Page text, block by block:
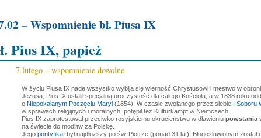
– Wspomnienie bł. Piusa IX
Pius IX, papież
7 lutego – wspomnienie dowolne
W życiu Piusa IX nade wszystko wybija się wierność Chrystusowi i męstwo w
Jezusa, Pius IX ustalił specjalną uroczystość dla całego Kościoła, a w 1838 roku
o Niepokalanym Poczęciu Maryi(1854). W czasie zwołanego przez siebie I Soboru
w sprawach religijnych i moralnych, potępił też Kulturkampf w Niemczech.
Pius IX zaprotestował przeciwko rosyjskiemu okrucieństwu w dławieniupowstania
na świecie do modlitw za Polskę.
Jego pontyfikatbył najdłuższy po św. Piotrze (ponad 31 lat). Błogosławionym został